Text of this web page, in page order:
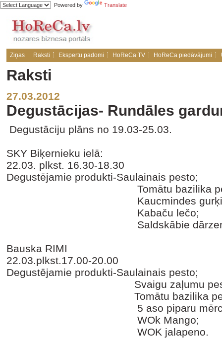
Powered by Translate
Ziņas Raksti Ekspertu padomi HoReCa TV HoReCa piedāvājumi
Raksti
27.03.2012
Degustācijas- Rundāles
Degustāciju plāns no 19.03-25.03.
SKY Biķernieku ielā:
22.03. plkst. 16.30-18.30
Degustējamie produkti-Saulainais pesto;
Tomātu bazilika
Kaucmindes
Kabaču lečo;
Saldskābie dārzeņu
Bauska RIMI
22.03.plkst.17.00-20.00
Degustējamie produkti-Saulainais pesto;
Svaigu zaļumu
Tomātu bazilika
5 aso piparu
WOk Mango;
WOK jalapeno.